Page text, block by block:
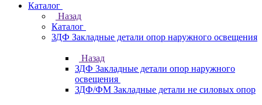
Каталог
Назад
Каталог
ЗДФ Закладные детали опор наружного освещения
Назад
ЗДФ Закладные детали опор наружного
освещения
ЗДФ/ФМ Закладные детали не силовых опор